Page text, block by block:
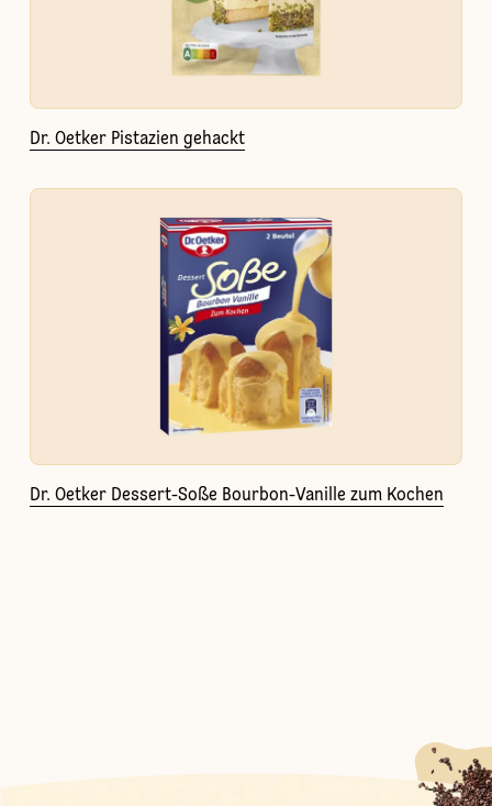
Dr. Oetker Pistazien gehackt
Dr. Oetker Dessert-Soße Bourbon-Vanille zum Kochen